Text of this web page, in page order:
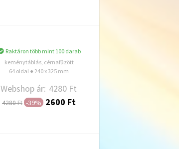
Raktáron több mint 100 darab
keménytáblás, cérnafűzött
64 oldal ● 240 x 325 mm
Webshop ár: 4280 Ft
4280 Ft -39% 2600 Ft